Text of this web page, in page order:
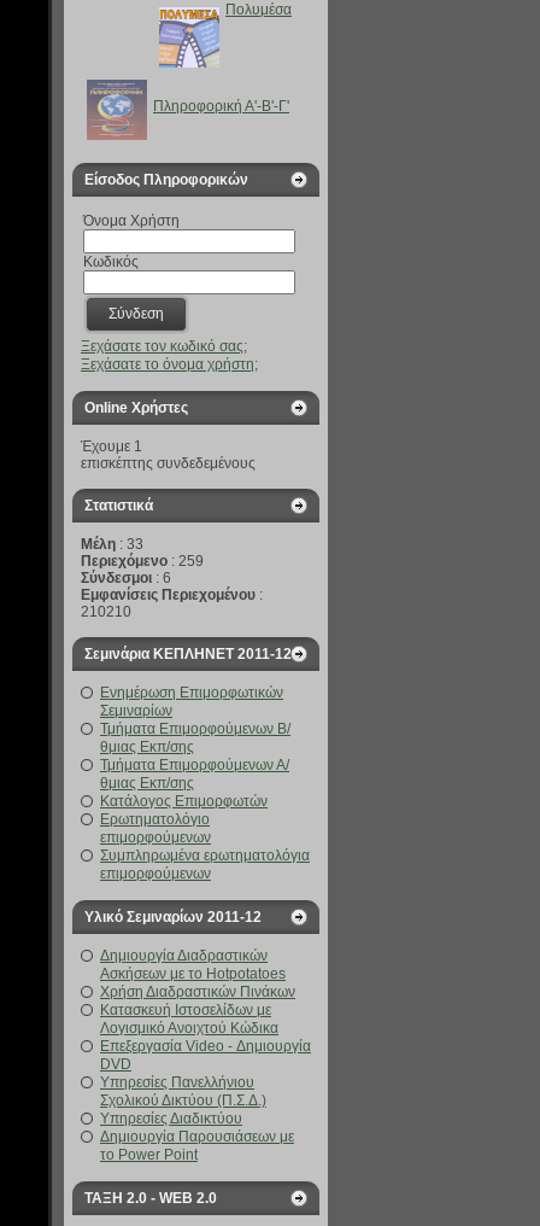
Πολυμέσα
Πληροφορική Α'-B'-Γ'
Είσοδος Πληροφορικών
Όνομα Χρήστη
Κωδικός
Ξεχάσατε τον κωδικό σας;
Ξεχάσατε το όνομα χρήστη;
Online Χρήστες
Έχουμε 1
επισκέπτης συνδεδεμένους
Στατιστικά
Μέλη : 33
Περιεχόμενο : 259
Σύνδεσμοι : 6
Εμφανίσεις Περιεχομένου :
210210
Σεμινάρια ΚΕΠΛΗΝΕΤ 2011-12
Ενημέρωση Επιμορφωτικών
Σεμιναρίων
Τμήματα Επιμορφούμενων Β/
θμιας Εκπ/σης
Τμήματα Επιμορφούμενων Α/
θμιας Εκπ/σης
Κατάλογος Επιμορφωτών
Ερωτηματολόγιο
επιμορφούμενων
Συμπληρωμένα ερωτηματολόγια
επιμορφούμενων
Υλικό Σεμιναρίων 2011-12
Δημιουργία Διαδραστικών
Ασκήσεων με το Hotpotatoes
Χρήση Διαδραστικών Πινάκων
Κατασκευή Ιστοσελίδων με
Λογισμικό Ανοιχτού Κώδικα
Επεξεργασία Video - Δημιουργία
DVD
Υπηρεσίες Πανελλήνιου
Σχολικού Δικτύου (Π.Σ.Δ.)
Υπηρεσίες Διαδικτύου
Δημιουργία Παρουσιάσεων με
το Power Point
ΤΑΞΗ 2.0 - WEB 2.0